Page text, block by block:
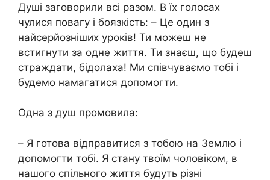
Душі заговорили всі разом. В їх голосах
чулися повагу і боязкість: – Це один з
найсерйозніших уроків! Ти можеш не
встигнути за одне життя. Ти знаєш, що будеш
стpаждати, бідолаха! Ми співчуваємо тобі і
будемо намагатися допомогти.
Одна з душ промовила:
– Я готова відправитися з тобою на Землю і
допомогти тобі. Я стану твоїм чоловіком, в
нашого спільного життя будуть різні